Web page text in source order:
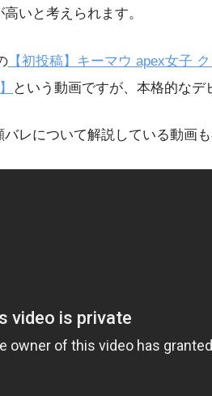
いと考えられます。
【初投稿】キーマウ apex女子
という動画ですが、本格的なデ
レについて解説している動画も